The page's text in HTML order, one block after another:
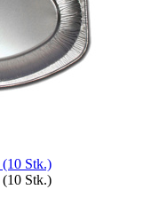
Stk.)
Stk.)